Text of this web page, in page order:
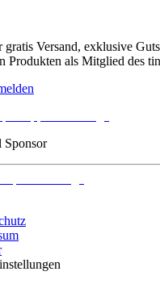
gratis Versand, exklusive
Produkten als Mitglied des